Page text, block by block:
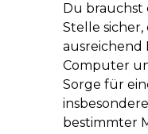
Du brauchst
Stelle sicher,
ausreichend
Computer
Sorge für
bestimmter